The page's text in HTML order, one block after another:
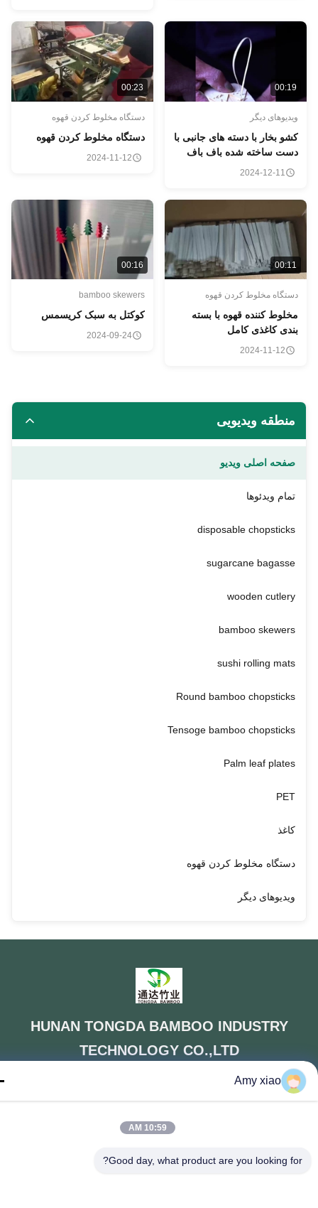
دیگر
بخار با دسته های جانبی با
ساخته شده باف باف
بامبو
2024-12-11
00:23
دستگاه مخلوط کردن قهوه
دستگاه مخلوط کردن قهوه
2024-11-12
مخلوط کردن قهوه
کننده قهوه با بسته
کاغذی کامل
2024-11-12
00:16
bamboo skewers
کوکتل به سبک کریسمس
2024-09-24
منطقه ویدیویی
صفحه اصلی ویدیو
تمام ویدئوها
disposable chopsticks
sugarcane bagasse
wooden cutlery
bamboo skewers
sushi rolling mats
Round bamboo chopsticks
Tensoge bamboo chopsticks
Palm leaf plates
دستگاه مخلوط کردن قهوه
ویدیوهای دیگر
HUNAN TONGDA BAMBOO INDUSTRY
TECHNOLOGY CO.,LTD
بامبو / چوب / کاغذ و مواد تخفیف پذیر یک توقف راه حل!
درباره ماتماس با ما
Amy xiao
10:59 AM
Good day, what product are you looking